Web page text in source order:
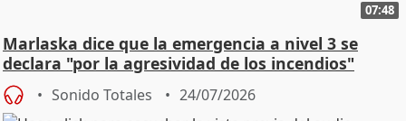
07:48
Marlaska dice que la emergencia a nivel 3 se
declara "por la agresividad de los incendios"
Sonido Totales 24/07/2026